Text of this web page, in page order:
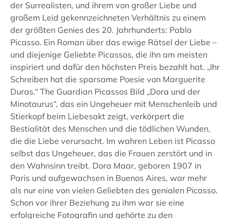
der Surrealisten, und ihrem von großer Liebe und
großem Leid gekennzeichneten Verhältnis zu einem
der größten Genies des 20. Jahrhunderts: Pablo
Picasso. Ein Roman über das ewige Rätsel der Liebe –
und diejenige Geliebte Picassos, die ihn am meisten
inspiriert und dafür den höchsten Preis bezahlt hat. „Ihr
Schreiben hat die sparsame Poesie von Marguerite
Duras.“ The Guardian Picassos Bild „Dora und der
Minotaurus“, das ein Ungeheuer mit Menschenleib und
Stierkopf beim Liebesakt zeigt, verkörpert die
Bestialität des Menschen und die tödlichen Wunden,
die die Liebe verursacht. Im wahren Leben ist Picasso
selbst das Ungeheuer, das die Frauen zerstört und in
den Wahnsinn treibt. Dora Maar, geboren 1907 in
Paris und aufgewachsen in Buenos Aires, war mehr
als nur eine von vielen Geliebten des genialen Picasso.
Schon vor ihrer Beziehung zu ihm war sie eine
erfolgreiche Fotografin und gehörte zu den